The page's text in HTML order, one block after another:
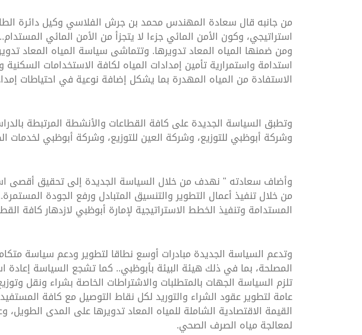
من جانبه قال سعادة المهندس محمد بن جرش الفلاسي وكيل دائرة
استراتيجي، وكون الأمن المائي جزءا لا يتجزأ من الأمن المائي
استدامة واستمرارية تأمين إمدادات المياه لكافة الاستخدامات
الاستفادة من المياه المهدرة بما يشكل إضافة نوعية في احتياطات
وتطبق السياسة الجديدة على كافة القطاعات والأنشطة المرتبطة
وشركة أبوظبي للتوزيع، وشركة العين للتوزيع، وشركة أبوظبي
وأضاف سعادته " نهدف من خلال السياسة الجديدة إلى تحقيق أقصى
من خلال تنفيذ أعمال التطوير والتنسيق المتبادل ورفع الجودة
المستدامة وتنفيذ الخطط الاستراتيجية لإمارة أبوظبي لازدهار كافة
وتدعم السياسة الجديدة مبادرات أوسع نطاقا لتطوير ودعم سياسة
المصلحة، بما في ذلك هيئة البيئة بأبوظبي.. كما تشجع السياسة إعادة
تلزم السياسة الجهات بالمتطلبات والاشتراطات الخاصة بشراء ونقل
عامة لتطوير عقود الشراء والتوريد لكل نقاط التوصيل مع كافة
القيمة الاقتصادية الشاملة للمياه المعاد تدويرها على المدى
لمعالجة مياه الصرف الصحي.